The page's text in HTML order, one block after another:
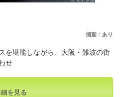
個室：あり
を堪能しながら、大阪・難波の街
せ
を見る